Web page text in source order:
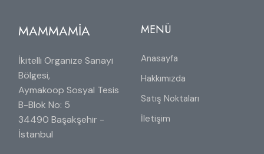
MAMMAMİA
İkitelli Organize Sanayi
Bölgesi,
Aymakoop Sosyal Tesis
B-Blok No: 5
34490 Başakşehir -
İstanbul
MENÜ
Anasayfa
Hakkımızda
Satış Noktaları
İletişim